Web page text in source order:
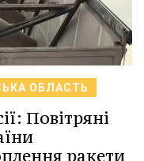
ОБЛАСТЬ
Повітряні
ракети